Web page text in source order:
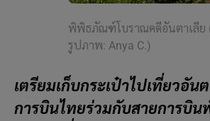
พิพิธภัณฑ์โบราณคดีอันตาเลีย
รูปภาพ: Anya C.)
เตรียมเก็บกระเป๋าไปเที่ยวอัน
การบินไทยร่วมกับสายการบิน